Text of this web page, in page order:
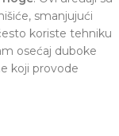
smanjujući
koriste tehniku
osećaj duboke
koji provode